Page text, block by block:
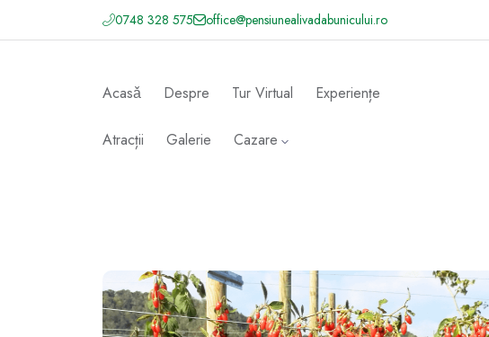
0748 328 575 office@pensiunealivadabunicului.ro
Acasǎ Despre Tur Virtual Experiențe
Atracții Galerie Cazare